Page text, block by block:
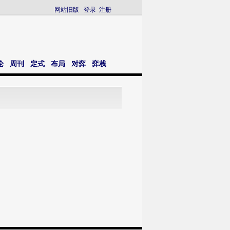
网站旧版 登录 注册
周刊 定式 布局 对弈 弈栈